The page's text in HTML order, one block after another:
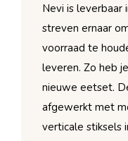
Nevi is leverbaar
streven ernaar
voorraad te
leveren. Zo heb
nieuwe eetset.
afgewerkt met
verticale stiksels